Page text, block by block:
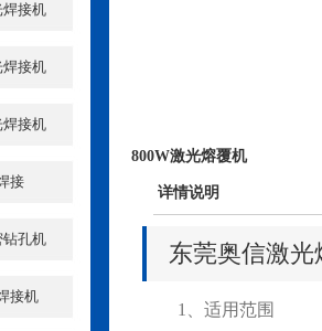
接机
接机
接机
接
孔机
接机
800W激光熔覆机
详情说明
东莞奥信激光
1、适用范围